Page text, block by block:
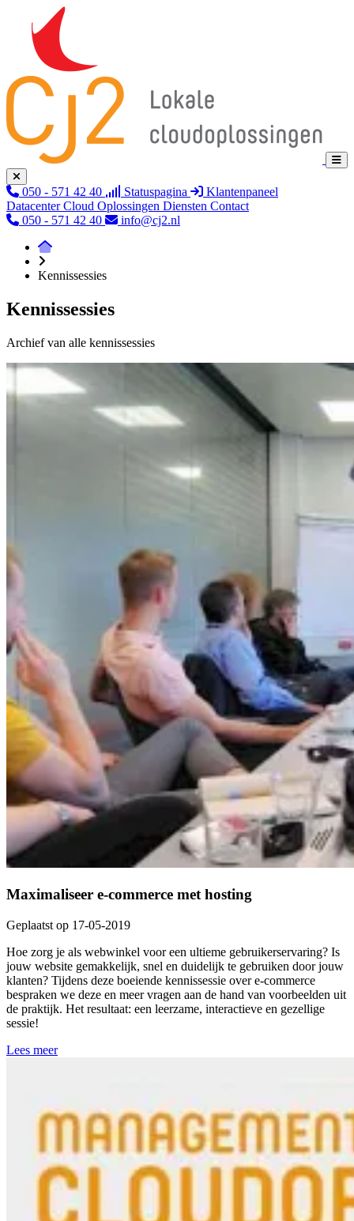
050 - 571 42 40 Statuspagina
Klantenpaneel
Datacenter Cloud Oplossingen Diensten Contact
050 - 571 42 40
info@cj2.nl
Kennissessies
Kennissessies
Archief van alle kennissessies
Maximaliseer e-commerce met hosting
Geplaatst op 17-05-2019
Hoe zorg je als webwinkel voor een ultieme gebruikerservaring? Is
jouw website gemakkelijk, snel en duidelijk te gebruiken door jouw
klanten? Tijdens deze boeiende kennissessie over e-commerce
bespraken we deze en meer vragen aan de hand van voorbeelden uit
de praktijk. Het resultaat: een leerzame, interactieve en gezellige
sessie!
Lees meer